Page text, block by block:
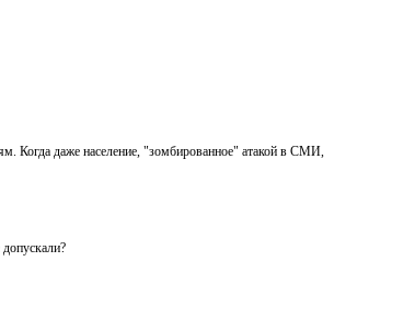
Когда даже население, "зомбированное" атакой в СМИ,